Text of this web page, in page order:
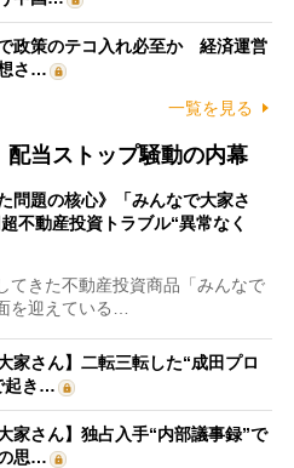
政策のテコ入れ必至か 経済運営
さ…
一覧を見る
配当ストップ騒動の内幕
問題の核心》「みんなで大家さ
不動産投資トラブル“異常なく
きた不動産投資商品「みんなで
を迎えている…
家さん】二転三転した“成田プロ
起き…
家さん】独占入手“内部議事録”で
思…